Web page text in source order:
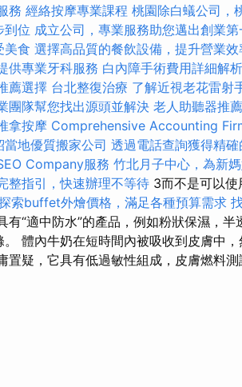
務 經絡按摩專業課程 桃園除白蟻公司，
到位 成立公司，專業服務助您邁出創業
美食 選擇高品質的餐飲設備，提升營業效
供專業牙科服務 白內障手術費用詳細解
薦選擇 台北整復治療 了解近視老花雷射
團隊幫您找出源頭並解決 老人助聽器推
拿按摩 Comprehensive Accounting
地優質搬家公司 透過電話查詢獲得精
Company服務 竹北月子中心，為新
整指引，快速辦理不等待 3而不是可以使
索buffet外燴價格，滿足各種預算需求
有“適中防水”的產品，例如粉狀保濕，
體內牛奶在短時間內被吸收到皮膚中
置疑，它具有低過敏性組成，皮膚燃料